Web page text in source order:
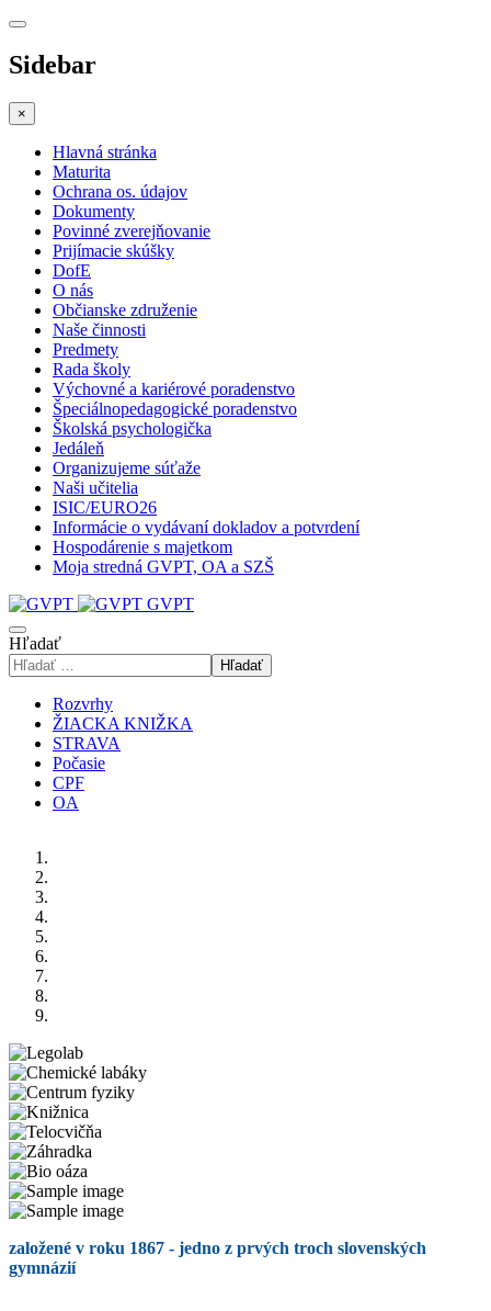
Sidebar
×
Hlavná stránka
Maturita
Ochrana os. údajov
Dokumenty
Povinné zverejňovanie
Prijímacie skúšky
DofE
O nás
Občianske združenie
Naše činnosti
Predmety
Rada školy
Výchovné a kariérové poradenstvo
Špeciálnopedagogické poradenstvo
Školská psychologička
Jedáleň
Organizujeme súťaže
Naši učitelia
ISIC/EURO26
Informácie o vydávaní dokladov a potvrdení
Hospodárenie s majetkom
Moja stredná GVPT, OA a SZŠ
GVPT
Hľadať
Hľadať
Rozvrhy
ŽIACKA KNIŽKA
STRAVA
Počasie
CPF
OA
založené v roku 1867 - jedno z prvých troch slovenských
gymnázií